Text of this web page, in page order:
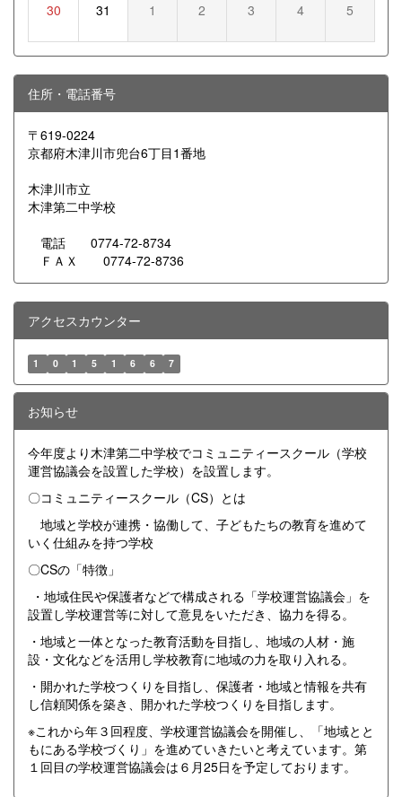
30 31 1 2 3 4 5
住所・電話番号
〒619-0224
京都府木津川市兜台6丁目1番地
木津川市立
木津第二中学校
電話 0774-72-8734
ＦＡＸ 0774-72-8736
アクセスカウンター
1 0 1 5 1 6 6 7
お知らせ
今年度より木津第二中学校でコミュニティースクール（学校
運営協議会を設置した学校）を設置します。
〇コミュニティースクール（CS）とは
地域と学校が連携・協働して、子どもたちの教育を進めて
いく仕組みを持つ学校
〇CSの「特徴」
・地域住民や保護者などで構成される「学校運営協議会」を
設置し学校運営等に対して意見をいただき、協力を得る。
・地域と一体となった教育活動を目指し、地域の人材・施
設・文化などを活用し学校教育に地域の力を取り入れる。
・開かれた学校つくりを目指し、保護者・地域と情報を共有
し信頼関係を築き、開かれた学校つくりを目指します。
※これから年３回程度、学校運営協議会を開催し、「地域とと
もにある学校づくり」を進めていきたいと考えています。第
１回目の学校運営協議会は６月25日を予定しております。